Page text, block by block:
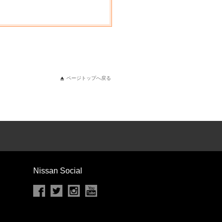
ページトップへ戻る
Nissan Social